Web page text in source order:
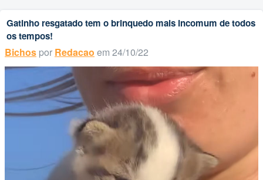
Gatinho resgatado tem o brinquedo mais incomum de todos
os tempos!
Bichos por Redacao em 24/10/22